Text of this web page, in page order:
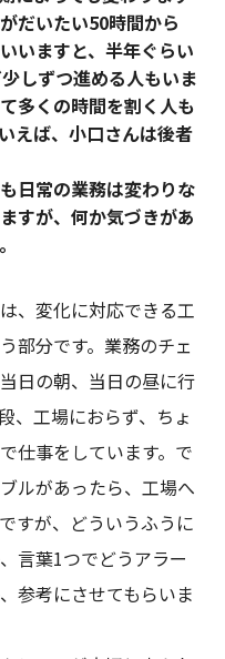
だいたい50時間から
いますと、半年ぐらい
しずつ進める人もいま
多くの時間を割く人も
えば、小口さんは後者
日常の業務は変わりな
すが、何か気づきがあ
、変化に対応できる工
部分です。業務のチェ
日の朝、当日の昼に行
、工場におらず、ちょ
仕事をしています。で
ルがあったら、工場へ
すが、どういうふうに
言葉1つでどうアラー
参考にさせてもらいま